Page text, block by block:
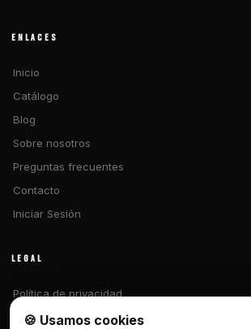
ENLACES
Inicio
Catálogo
Blog
Sobre nosotros
Preguntas frecuentes
Contacto
Iniciar Sesión
LEGAL
Política de privacidad
Términos y condiciones
🍪 Usamos cookies